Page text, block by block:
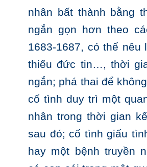
nhân bất thành bằng
ngắn gọn hơn theo
1683-1687, có thể nêu
thiếu đức tin…, thời
ngắn; phá thai để
cố tình duy trì một
nhân trong thời gian
sau đó; cố tình giấu
hay một bệnh truyền